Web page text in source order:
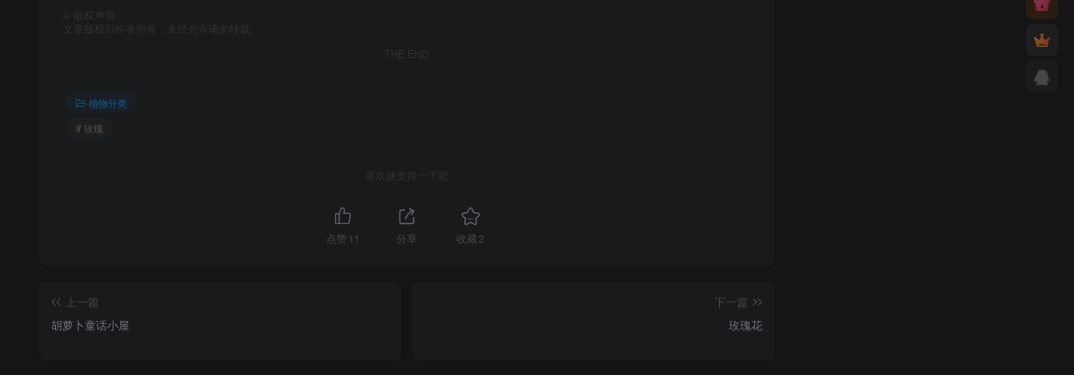
版权声明
文章版权归作者所有，未经允许请勿转载。
THE END
植物分类
# 玫瑰
喜欢就支持一下吧
点赞 11 分享 收藏2
上一篇
胡萝卜童话小屋
下一篇
玫瑰花